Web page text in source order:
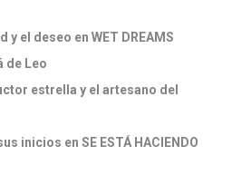
y el deseo en WET DREAMS
de Leo
estrella y el artesano del
inicios en SE ESTÁ HACIENDO